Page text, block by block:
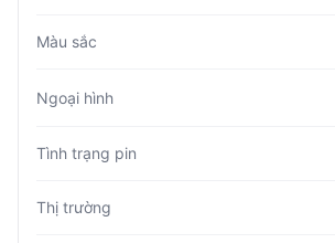
Màu sắc
Ngoại hình
Tình trạng pin
Thị trường